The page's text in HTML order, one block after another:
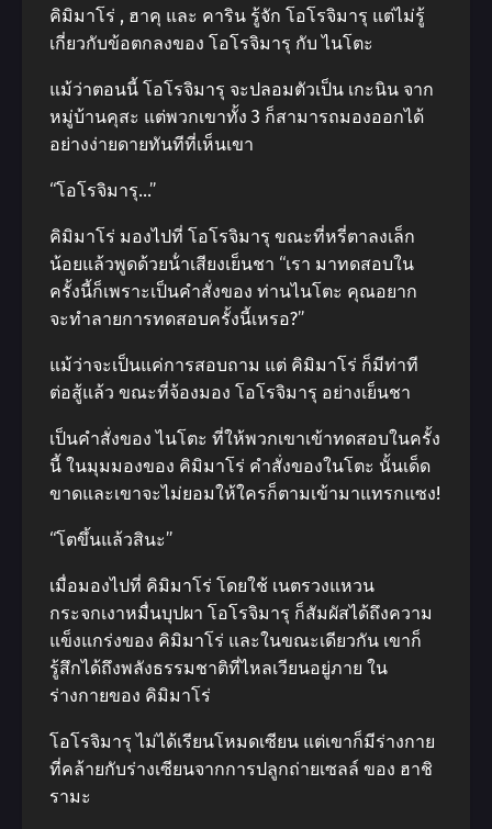
คิมิมาโร่ , ฮาคุ และ คาริน รู้จัก โอโรจิมารุ แต่ไม่รู้
เกี่ยวกับข้อตกลงของ โอโรจิมารุ กับ ไนโตะ
แม้ว่าตอนนี้ โอโรจิมารุ จะปลอมตัวเป็น เกะนิน จาก
หมู่บ้านคุสะ แต่พวกเขาทั้ง 3 ก็สามารถมองออกได้
อย่างง่ายดายทันทีที่เห็นเขา
“โอโรจิมารุ…”
คิมิมาโร่ มองไปที่ โอโรจิมารุ ขณะที่หรี่ตาลงเล็ก
น้อยแล้วพูดด้วยน้ําเสียงเย็นชา “เรา มาทดสอบใน
ครั้งนี้ก็เพราะเป็นคําสั่งของ ท่านไนโตะ คุณอยาก
จะทําลายการทดสอบครั้งนี้เหรอ?”
แม้ว่าจะเป็นแค่การสอบถาม แต่ คิมิมาโร่ ก็มีท่าที
ต่อสู้แล้ว ขณะที่จ้องมอง โอโรจิมารุ อย่างเย็นชา
เป็นคําสั่งของ ไนโตะ ที่ให้พวกเขาเข้าทดสอบในครั้ง
นี้ ในมุมมองของ คิมิมาโร่ คําสั่งของในโตะ นั้นเด็ด
ขาดและเขาจะไม่ยอมให้ใครก็ตามเข้ามาแทรกแซง!
“โตขึ้นแล้วสินะ”
เมื่อมองไปที่ คิมิมาโร่ โดยใช้ เนตรวงแหวน
กระจกเงาหมื่นบุปผา โอโรจิมารุ ก็สัมผัสได้ถึงความ
แข็งแกร่งของ คิมิมาโร่ และในขณะเดียวกัน เขาก็
รู้สึกได้ถึงพลังธรรมชาติที่ไหลเวียนอยู่ภาย ใน
ร่างกายของ คิมิมาโร่
โอโรจิมารุ ไม่ได้เรียนโหมดเซียน แต่เขาก็มีร่างกาย
ที่คล้ายกับร่างเซียนจากการปลูกถ่ายเซลล์ ของ ฮาชิ
รามะ